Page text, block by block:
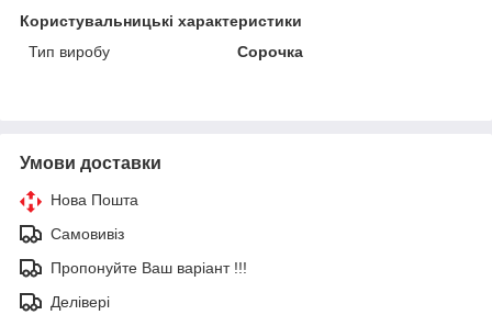
Користувальницькі характеристики
Тип виробу
Сорочка
Умови доставки
Нова Пошта
Самовивіз
Пропонуйте Ваш варіант !!!
Делівері